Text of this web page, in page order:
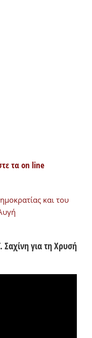
τα on line
και του
για τη Χρυσή